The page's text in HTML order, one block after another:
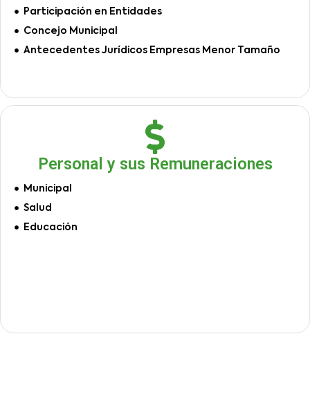
Participación en Entidades
Concejo Municipal
Antecedentes Jurídicos Empresas Menor Tamaño
Personal y sus Remuneraciones
Municipal
Salud
Educación